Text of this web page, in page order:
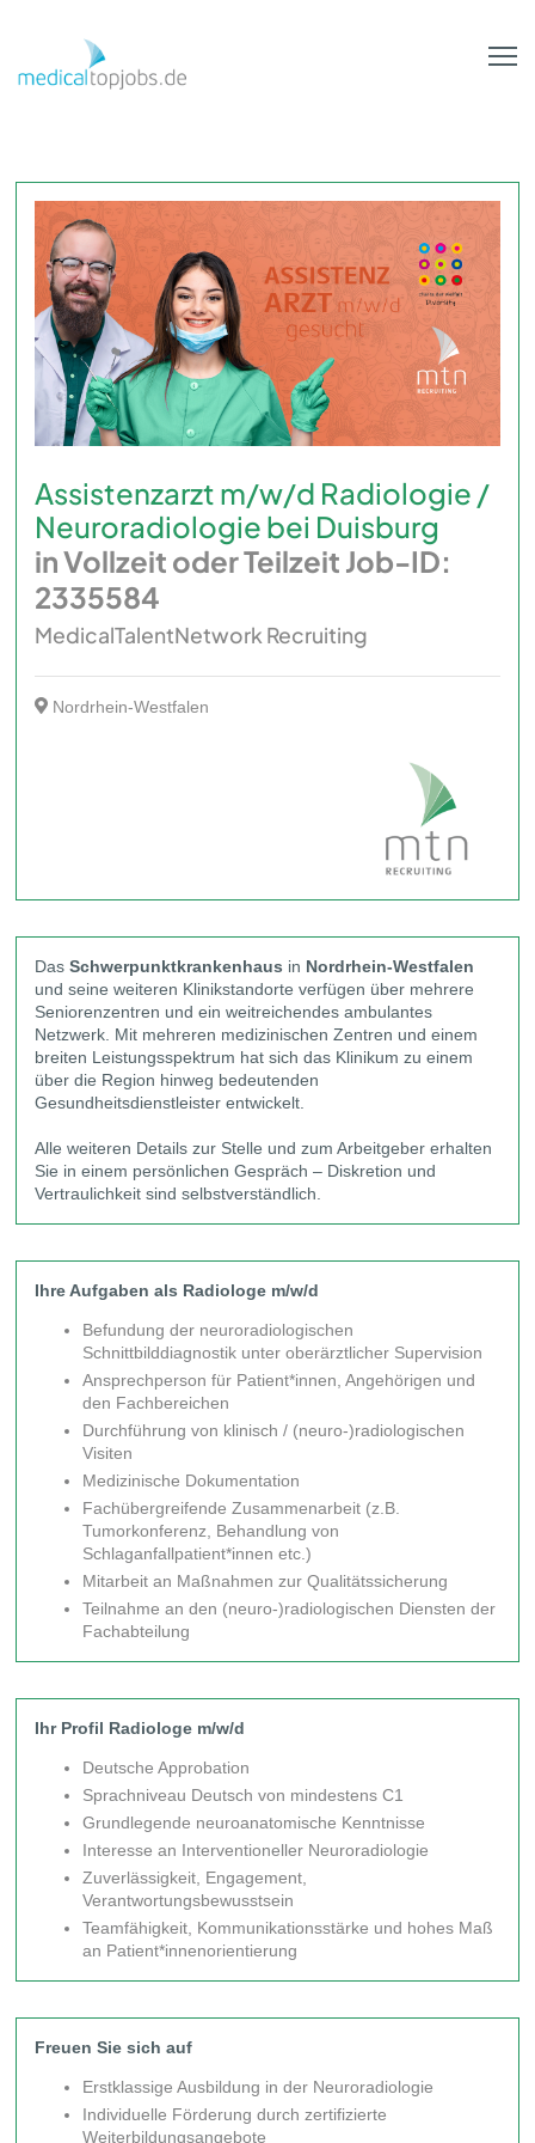
Assistenzarzt m/w/d Radiologie /
Neuroradiologie bei Duisburg
in Vollzeit oder Teilzeit Job-ID:
2335584
MedicalTalentNetwork Recruiting
Nordrhein-Westfalen
Das Schwerpunktkrankenhaus in Nordrhein-Westfalen
und seine weiteren Klinikstandorte verfügen über mehrere
Seniorenzentren und ein weitreichendes ambulantes
Netzwerk. Mit mehreren medizinischen Zentren und einem
breiten Leistungsspektrum hat sich das Klinikum zu einem
über die Region hinweg bedeutenden
Gesundheitsdienstleister entwickelt.
Alle weiteren Details zur Stelle und zum Arbeitgeber erhalten
Sie in einem persönlichen Gespräch – Diskretion und
Vertraulichkeit sind selbstverständlich.
Ihre Aufgaben als Radiologe m/w/d
Befundung der neuroradiologischen
Schnittbilddiagnostik unter oberärztlicher Supervision
Ansprechperson für Patient*innen, Angehörigen und
den Fachbereichen
Durchführung von klinisch / (neuro-)radiologischen
Visiten
Medizinische Dokumentation
Fachübergreifende Zusammenarbeit (z.B.
Tumorkonferenz, Behandlung von
Schlaganfallpatient*innen etc.)
Mitarbeit an Maßnahmen zur Qualitätssicherung
Teilnahme an den (neuro-)radiologischen Diensten der
Fachabteilung
Ihr Profil Radiologe m/w/d
Deutsche Approbation
Sprachniveau Deutsch von mindestens C1
Grundlegende neuroanatomische Kenntnisse
Interesse an Interventioneller Neuroradiologie
Zuverlässigkeit, Engagement,
Verantwortungsbewusstsein
Teamfähigkeit, Kommunikationsstärke und hohes Maß
an Patient*innenorientierung
Freuen Sie sich auf
Erstklassige Ausbildung in der Neuroradiologie
Individuelle Förderung durch zertifizierte
Weiterbildungsangebote